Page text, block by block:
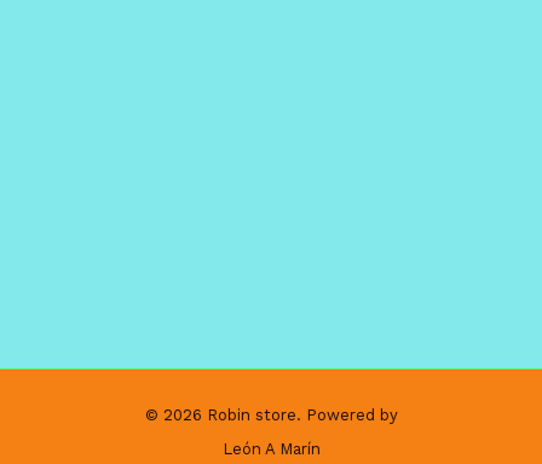
© 2026 Robin store. Powered by
León A Marín